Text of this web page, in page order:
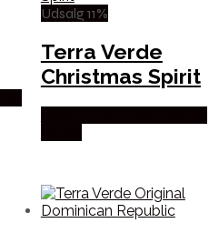
Udsalg 11%
Terra Verde
Christmas Spirit